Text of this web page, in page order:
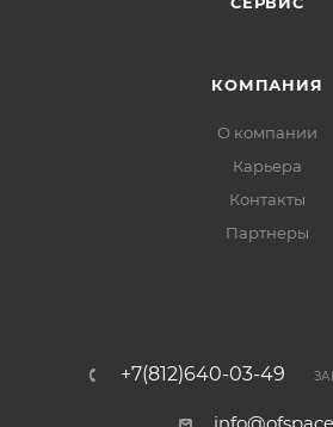
КОМПАНИЯ
О компании
Карьера
Контакты
Партнеры
+7(812)640-03-49